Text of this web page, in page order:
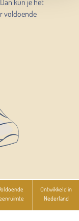
voldoende
Ontwikkeld in
Nederland